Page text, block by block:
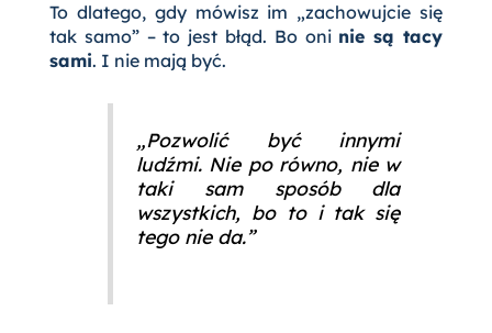
To dlatego, gdy mówisz im „zachowujcie się
tak samo” – to jest błąd. Bo oni nie są tacy
sami. I nie mają być.
„Pozwolić być innymi
ludźmi. Nie po równo, nie w
taki sam sposób dla
wszystkich, bo to i tak się
tego nie da.”